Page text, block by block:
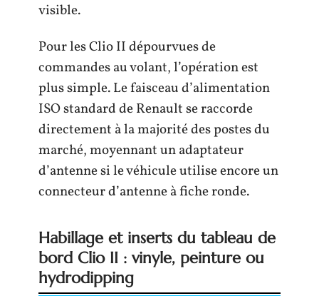
visible.
Pour les Clio II dépourvues de
commandes au volant, l’opération est
plus simple. Le faisceau d’alimentation
ISO standard de Renault se raccorde
directement à la majorité des postes du
marché, moyennant un adaptateur
d’antenne si le véhicule utilise encore un
connecteur d’antenne à fiche ronde.
Habillage et inserts du tableau de
bord Clio II : vinyle, peinture ou
hydrodipping